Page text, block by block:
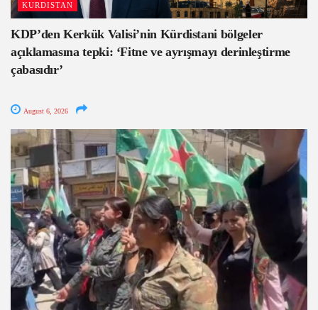
KURDISTAN
KDP’den Kerkük Valisi’nin Kürdistani bölgeler
açıklamasına tepki: ‘Fitne ve ayrışmayı derinleştirme
çabasıdır’
August 6, 2026